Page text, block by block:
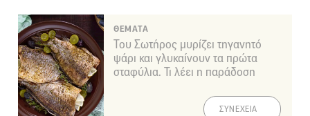
ΘΕΜΑΤΑ
Του Σωτήρος μυρίζει τηγανητό
ψάρι και γλυκαίνουν τα πρώτα
σταφύλια. Τι λέει η παράδοση
ΣΥΝΕΧΕΙΑ